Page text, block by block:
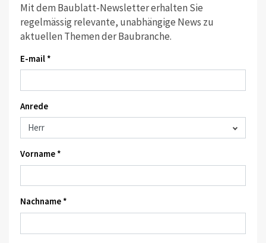
Mit dem Baublatt-Newsletter erhalten Sie
regelmässig relevante, unabhängige News zu
aktuellen Themen der Baubranche.
E-mail *
Anrede
Vorname *
Nachname *